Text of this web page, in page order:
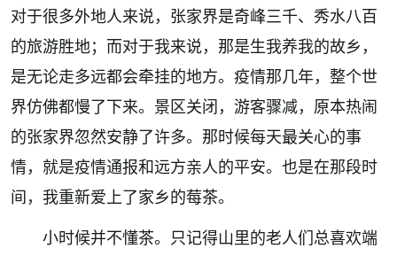
对于很多外地人来说，张家界是奇峰三千、秀水八百
的旅游胜地；而对于我来说，那是生我养我的故乡，
是无论走多远都会牵挂的地方。疫情那几年，整个世
界仿佛都慢了下来。景区关闭，游客骤减，原本热闹
的张家界忽然安静了许多。那时候每天最关心的事
情，就是疫情通报和远方亲人的平安。也是在那段时
间，我重新爱上了家乡的莓茶。
小时候并不懂茶。只记得山里的老人们总喜欢端